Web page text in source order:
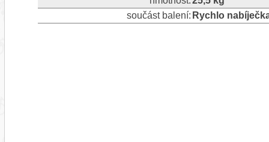
součást balení: Rychlo